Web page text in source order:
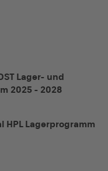
Lager- und
2025 - 2028
HPL Lagerprogramm